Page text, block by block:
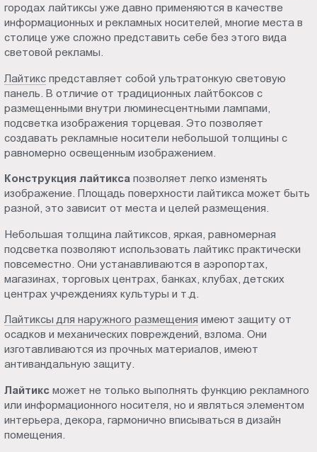
городах лайтиксы уже давно применяются в качестве
информационных и рекламных носителей, многие места в
столице уже сложно представить себе без этого вида
световой рекламы.
Лайтикс представляет собой ультратонкую световую
панель. В отличие от традиционных лайтбоксов с
размещенными внутри люминесцентными лампами,
подсветка изображения торцевая. Это позволяет
создавать рекламные носители небольшой толщины с
равномерно освещенным изображением.
Конструкция лайтикса позволяет легко изменять
изображение. Площадь поверхности лайтикса может быть
разной, это зависит от места и целей размещения.
Небольшая толщина лайтиксов, яркая, равномерная
подсветка позволяют использовать лайтикс практически
повсеместно. Они устанавливаются в аэропортах,
магазинах, торговых центрах, банках, клубах, детских
центрах учреждениях культуры и т.д.
Лайтиксы для наружного размещения имеют защиту от
осадков и механических повреждений, взлома. Они
изготавливаются из прочных материалов, имеют
антивандальную защиту.
Лайтикс может не только выполнять функцию рекламного
или информационного носителя, но и являться элементом
интерьера, декора, гармонично вписываться в дизайн
помещения.
Пт.:
9.00-
Вс.:
выходной